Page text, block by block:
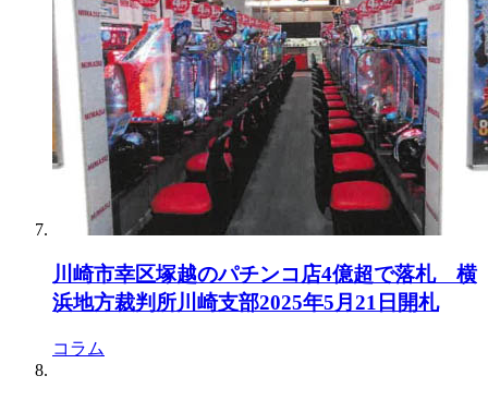
川崎市幸区塚越のパチンコ店4億超で落札 横
浜地方裁判所川崎支部2025年5月21日開札
コラム